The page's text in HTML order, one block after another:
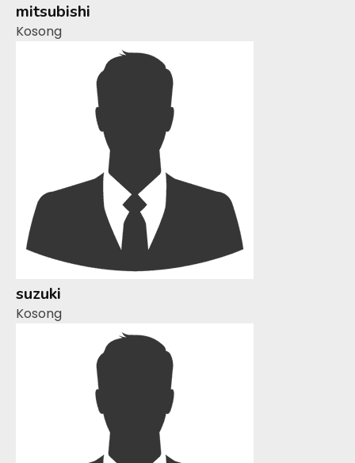
mitsubishi
Kosong
suzuki
Kosong